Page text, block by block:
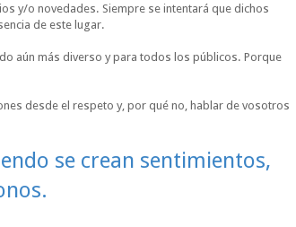
y/o novedades. Siempre se intentará que dichos
de este lugar.
aún más diverso y para todos los públicos. Porque
desde el respeto y, por qué no, hablar de vosotros
se crean sentimientos,